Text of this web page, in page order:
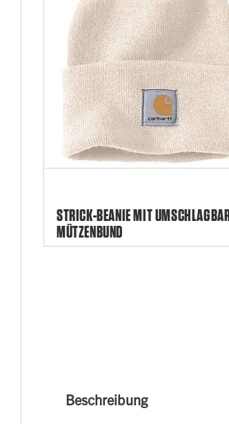
STRICK-BEANIE MIT
MÜTZENBUND
Beschreibung